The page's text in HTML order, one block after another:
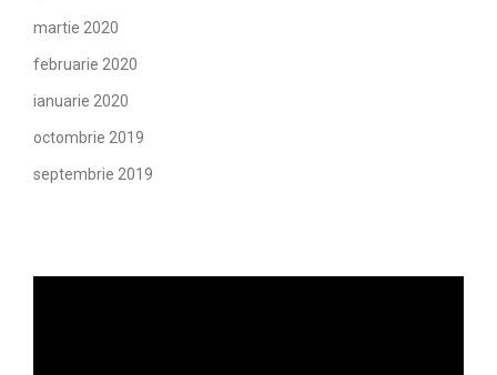
martie 2020
februarie 2020
ianuarie 2020
octombrie 2019
septembrie 2019